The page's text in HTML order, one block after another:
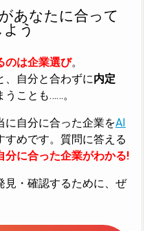
あなたに合って
う
のは企業選び。
、自分と合わずに内定
ことも……。
に自分に合った企業をAI
すめです。質問に答える
分に合った企業がわかる!
見・確認するために、ぜ